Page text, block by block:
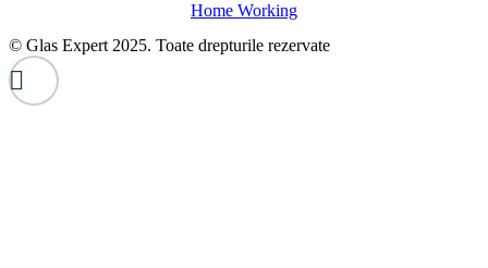
Home Working
© Glas Expert 2025. Toate drepturile rezervate